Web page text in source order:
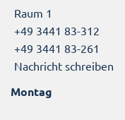
Raum 1
+49 3441 83-312
+49 3441 83-261
Nachricht schreiben
Montag